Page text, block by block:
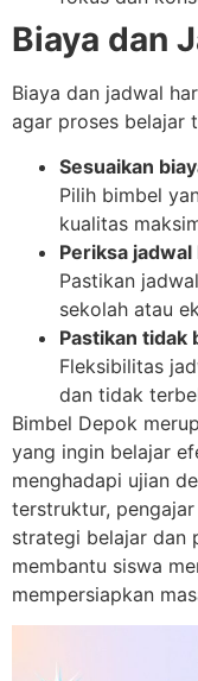
Biaya dan
Biaya dan jadwal
agar proses belajar
Sesuaikan
Pilih bimbel
kualitas
Periksa
Pastikan
sekolah atau
Pastikan tidak
Fleksibilitas
dan tidak
Bimbel Depok
yang ingin belajar
menghadapi ujian
terstruktur,
strategi belajar dan
membantu siswa
mempersiapkan